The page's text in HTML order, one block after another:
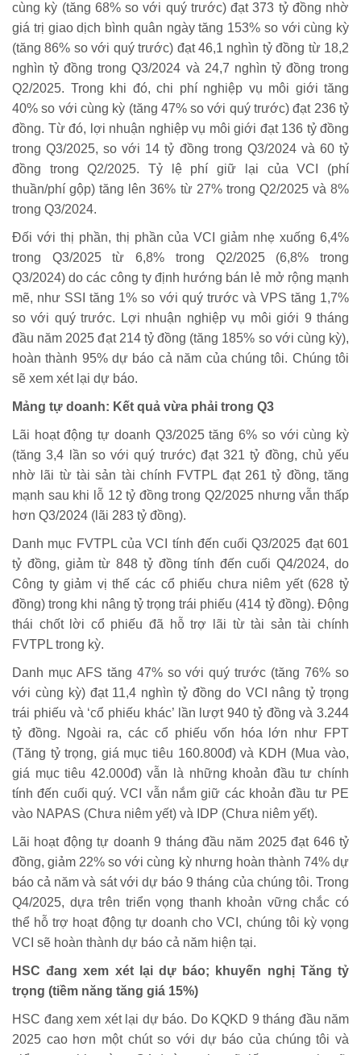
cùng kỳ (tăng 68% so với quý trước) đạt 373 tỷ đồng nhờ
giá trị giao dịch bình quân ngày tăng 153% so với cùng kỳ
(tăng 86% so với quý trước) đạt 46,1 nghìn tỷ đồng từ 18,2
nghìn tỷ đồng trong Q3/2024 và 24,7 nghìn tỷ đồng trong
Q2/2025. Trong khi đó, chi phí nghiệp vụ môi giới tăng
40% so với cùng kỳ (tăng 47% so với quý trước) đạt 236 tỷ
đồng. Từ đó, lợi nhuận nghiệp vụ môi giới đạt 136 tỷ đồng
trong Q3/2025, so với 14 tỷ đồng trong Q3/2024 và 60 tỷ
đồng trong Q2/2025. Tỷ lệ phí giữ lại của VCI (phí
thuần/phí gộp) tăng lên 36% từ 27% trong Q2/2025 và 8%
trong Q3/2024.
Đối với thị phần, thị phần của VCI giảm nhẹ xuống 6,4%
trong Q3/2025 từ 6,8% trong Q2/2025 (6,8% trong
Q3/2024) do các công ty định hướng bán lẻ mở rộng mạnh
mẽ, như SSI tăng 1% so với quý trước và VPS tăng 1,7%
so với quý trước. Lợi nhuận nghiệp vụ môi giới 9 tháng
đầu năm 2025 đạt 214 tỷ đồng (tăng 185% so với cùng kỳ),
hoàn thành 95% dự báo cả năm của chúng tôi. Chúng tôi
sẽ xem xét lại dự báo.
Mảng tự doanh: Kết quả vừa phải trong Q3
Lãi hoạt động tự doanh Q3/2025 tăng 6% so với cùng kỳ
(tăng 3,4 lần so với quý trước) đạt 321 tỷ đồng, chủ yếu
nhờ lãi từ tài sản tài chính FVTPL đạt 261 tỷ đồng, tăng
mạnh sau khi lỗ 12 tỷ đồng trong Q2/2025 nhưng vẫn thấp
hơn Q3/2024 (lãi 283 tỷ đồng).
Danh mục FVTPL của VCI tính đến cuối Q3/2025 đạt 601
tỷ đồng, giảm từ 848 tỷ đồng tính đến cuối Q4/2024, do
Công ty giảm vị thế các cổ phiếu chưa niêm yết (628 tỷ
đồng) trong khi nâng tỷ trọng trái phiếu (414 tỷ đồng). Động
thái chốt lời cổ phiếu đã hỗ trợ lãi từ tài sản tài chính
FVTPL trong kỳ.
Danh mục AFS tăng 47% so với quý trước (tăng 76% so
với cùng kỳ) đạt 11,4 nghìn tỷ đồng do VCI nâng tỷ trọng
trái phiếu và ‘cổ phiếu khác’ lần lượt 940 tỷ đồng và 3.244
tỷ đồng. Ngoài ra, các cổ phiếu vốn hóa lớn như FPT
(Tăng tỷ trọng, giá mục tiêu 160.800đ) và KDH (Mua vào,
giá mục tiêu 42.000đ) vẫn là những khoản đầu tư chính
tính đến cuối quý. VCI vẫn nắm giữ các khoản đầu tư PE
vào NAPAS (Chưa niêm yết) và IDP (Chưa niêm yết).
Lãi hoạt động tự doanh 9 tháng đầu năm 2025 đạt 646 tỷ
đồng, giảm 22% so với cùng kỳ nhưng hoàn thành 74% dự
báo cả năm và sát với dự báo 9 tháng của chúng tôi. Trong
Q4/2025, dựa trên triển vọng thanh khoản vững chắc có
thể hỗ trợ hoạt động tự doanh cho VCI, chúng tôi kỳ vọng
VCI sẽ hoàn thành dự báo cả năm hiện tại.
HSC đang xem xét lại dự báo; khuyến nghị Tăng tỷ
trọng (tiềm năng tăng giá 15%)
HSC đang xem xét lại dự báo. Do KQKD 9 tháng đầu năm
2025 cao hơn một chút so với dự báo của chúng tôi và